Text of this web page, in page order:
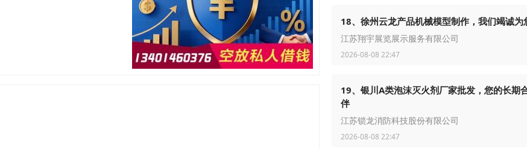
18、徐州云龙产品机械模型制作，我们竭诚为
江苏翔宇展览展示服务有限公司
2026-08-08 22:47
19、银川A类泡沫灭火剂厂家批发，您的长期
伴
江苏锁龙消防科技股份有限公司
2026-08-08 22:47